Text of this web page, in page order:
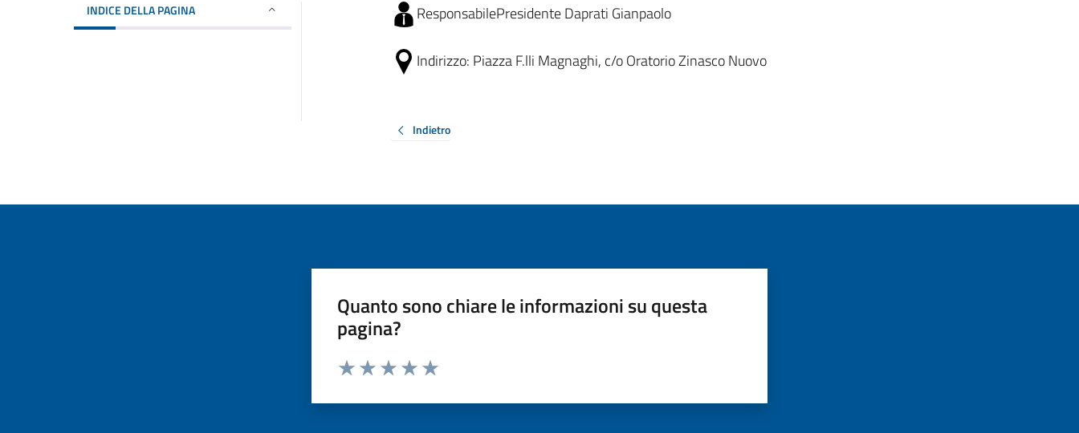
INDICE DELLA PAGINA ResponsabilePresidente Daprati Gianpaolo
Indirizzo: Piazza F.lli Magnaghi, c/o Oratorio Zinasco Nuovo
Indietro
Quanto sono chiare le informazioni su questa
pagina?
Valuta da 1 a 5 stelle la pagina